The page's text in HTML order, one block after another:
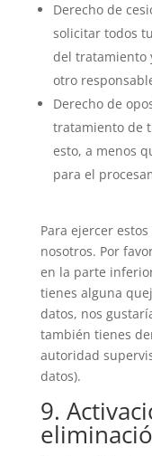
Derecho de
solicitar todos
del tratamiento
otro
Derecho de
tratamiento de
esto, a menos
para el
Para ejercer
nosotros. Por
en la parte
tienes alguna
datos, nos
también tienes
autoridad
datos).
9.